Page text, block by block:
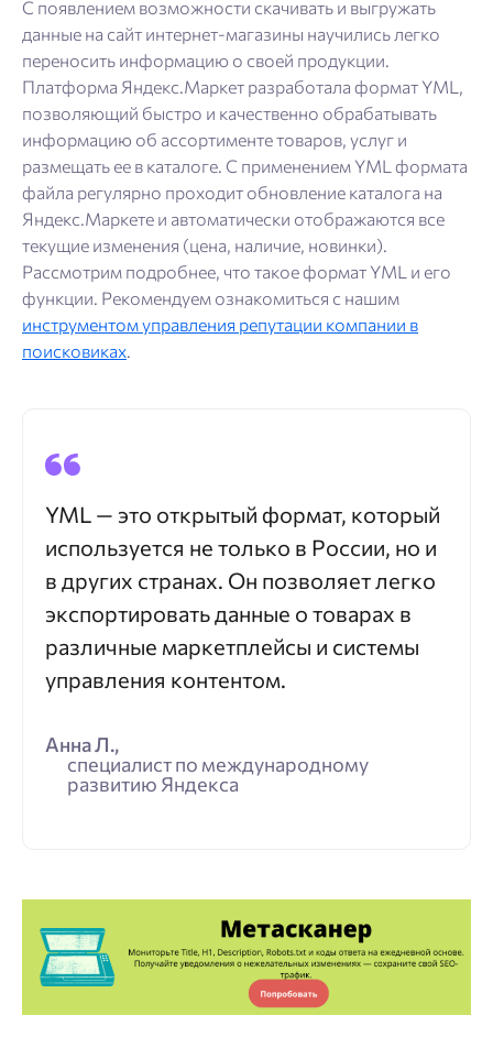
С появлением возможности скачивать и выгружать
данные на сайт интернет-магазины научились легко
переносить информацию о своей продукции.
Платформа Яндекс.Маркет разработала формат YML,
позволяющий быстро и качественно обрабатывать
информацию об ассортименте товаров, услуг и
размещать ее в каталоге. С применением YML формата
файла регулярно проходит обновление каталога на
Яндекс.Маркете и автоматически отображаются все
текущие изменения (цена, наличие, новинки).
Рассмотрим подробнее, что такое формат YML и его
функции. Рекомендуем ознакомиться с нашим
инструментом управления репутации компании в
поисковиках.
YML — это открытый формат, который
используется не только в России, но и
в других странах. Он позволяет легко
экспортировать данные о товарах в
различные маркетплейсы и системы
управления контентом.
Анна Л.,
специалист по международному
развитию Яндекса